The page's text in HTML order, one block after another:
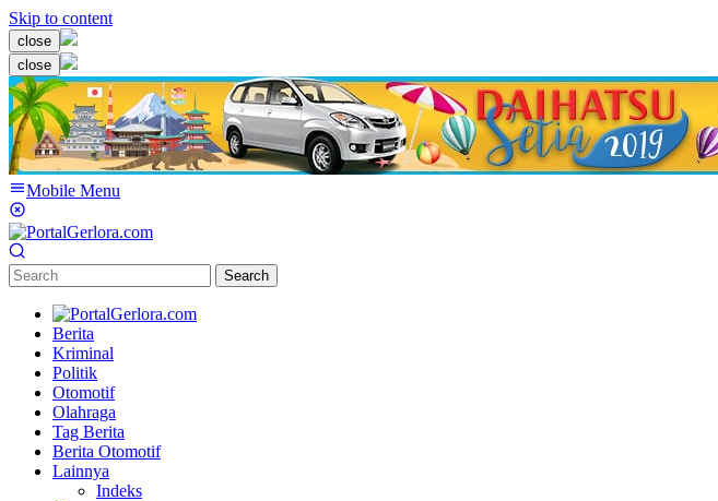
Skip to content
close
close
Mobile Menu
Search
Berita
Kriminal
Politik
Otomotif
Olahraga
Tag Berita
Berita Otomotif
Lainnya
Indeks